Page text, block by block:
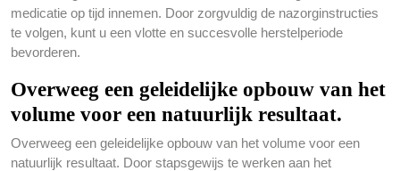
medicatie op tijd innemen. Door zorgvuldig de nazorginstructies
te volgen, kunt u een vlotte en succesvolle herstelperiode
bevorderen.
Overweeg een geleidelijke opbouw van het
volume voor een natuurlijk resultaat.
Overweeg een geleidelijke opbouw van het volume voor een
natuurlijk resultaat. Door stapsgewijs te werken aan het